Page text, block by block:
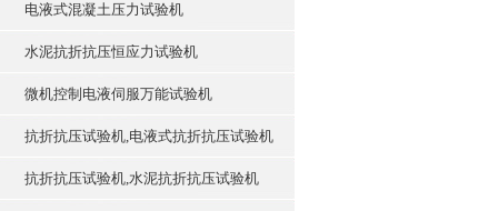
电液式混凝土压力试验机
水泥抗折抗压恒应力试验机
微机控制电液伺服万能试验机
抗折抗压试验机,电液式抗折抗压试验机
抗折抗压试验机,水泥抗折抗压试验机